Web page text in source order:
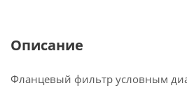
Описание
Фланцевый фильтр условным